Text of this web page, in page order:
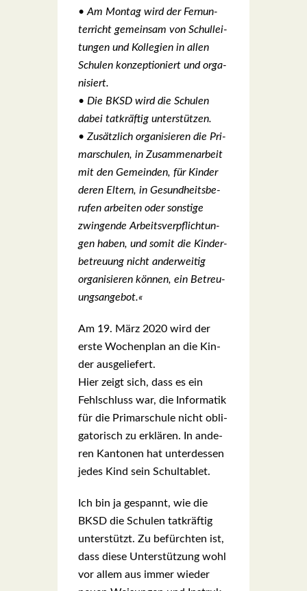
• Am Mon­tag wird der Fern­un­
ter­richt gemein­sam von Schul­lei­
tun­gen und Kol­le­gi­en in allen
Schu­len kon­zep­tio­niert und orga­
ni­siert.
• Die BKSD wird die Schu­len
dabei tat­kräf­tig unter­stüt­zen.
• Zusätz­lich orga­ni­sie­ren die Pri­
mar­schu­len, in Zusam­men­ar­beit
mit den Gemein­den, für Kin­der
deren Eltern, in Gesund­heits­be­
ru­fen arbei­ten oder sons­ti­ge
zwin­gen­de Arbeits­ver­pflich­tun­
gen haben, und somit die Kin­der­
be­treu­ung nicht ander­wei­tig
orga­ni­sie­ren kön­nen, ein Betreu­
ungs­an­ge­bot.«
Am 19. März 2020 wird der
ers­te Wochen­plan an die Kin­
der aus­ge­lie­fert.
Hier zeigt sich, dass es ein
Fehl­schluss war, die Infor­ma­tik
für die Pri­mar­schu­le nicht obli­
ga­to­risch zu erklä­ren. In ande­
ren Kan­to­nen hat unter­des­sen
jedes Kind sein Schul­ta­blet.
Ich bin ja gespannt, wie die
BKSD die Schu­len tat­kräf­tig
unter­stützt. Zu befürch­ten ist,
dass die­se Unter­stüt­zung wohl
vor allem aus immer wie­der